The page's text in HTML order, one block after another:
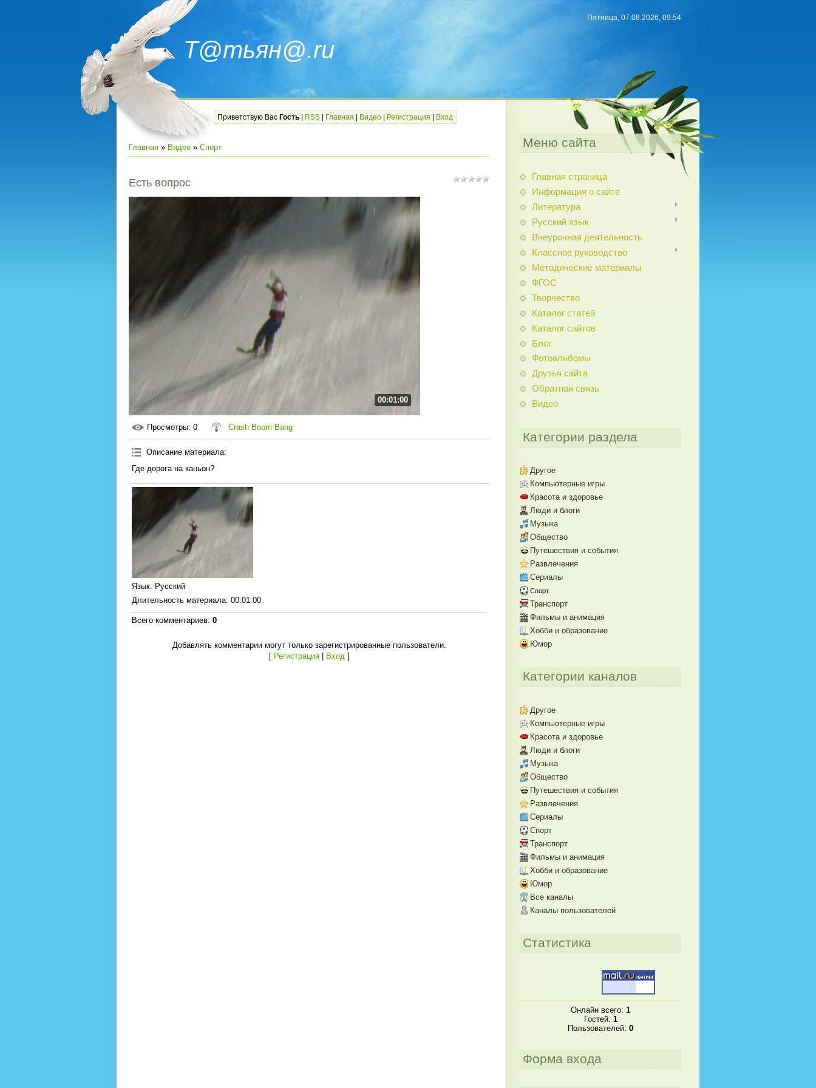
Т@тьян@.ru
Пятница, 07.08.2026, 09:54
Приветствую Вас Гость RSS Главная Видео Регистрация Вход
Главная » Видео » Спорт
Есть вопрос
00:01:00
Просмотры: 0 Crash Boom Bang
Описание материала:
Где дорога на каньон?
Язык: Русский
Длительность материала: 00:01:00
Всего комментариев: 0
Добавлять комментарии могут только зарегистрированные пользователи.
[ Регистрация| Вход]
Меню сайта
Главная страница
Информация о сайте
Литература
Русский язык
Внеурочная деятельность
Классное руководство
Методические материалы
ФГОС
Творчество
Каталог статей
Каталог сайтов
Блог
Фотоальбомы
Друзья сайта
Обратная связь
Видео
Категории раздела
Другое
Компьютерные игры
Красота и здоровье
Люди и блоги
Музыка
Общество
Путешествия и события
Развлечения
Сериалы
Спорт
Транспорт
Фильмы и анимация
Хобби и образование
Юмор
Категории каналов
Другое
Компьютерные игры
Красота и здоровье
Люди и блоги
Музыка
Общество
Путешествия и события
Развлечения
Сериалы
Спорт
Транспорт
Фильмы и анимация
Хобби и образование
Юмор
Все каналы
Каналы пользователей
Статистика
Онлайн всего: 1
Гостей: 1
Пользователей: 0
Форма входа